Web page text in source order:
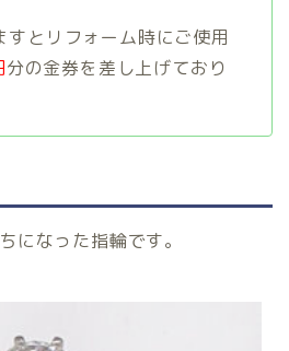
とリフォーム時にご使用
分の金券を差し上げており
になった指輪です。